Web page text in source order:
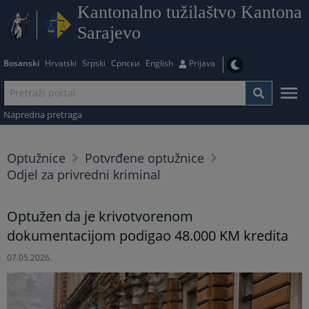
Kantonalno tužilaštvo Kantona
Sarajevo
Bosanski Hrvatski Srpski Српски English Prijava
Napredna pretraga
Optužnice
Potvrđene optužnice
Odjel za privredni kriminal
Optužen da je krivotvorenom
dokumentacijom podigao 48.000 KM kredita
07.05.2026.